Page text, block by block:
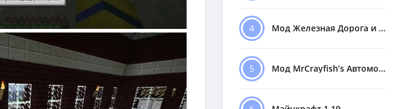
4 Мод Железная Дорога и Поезда
5 Мод MrCrayfish’s Автомобили